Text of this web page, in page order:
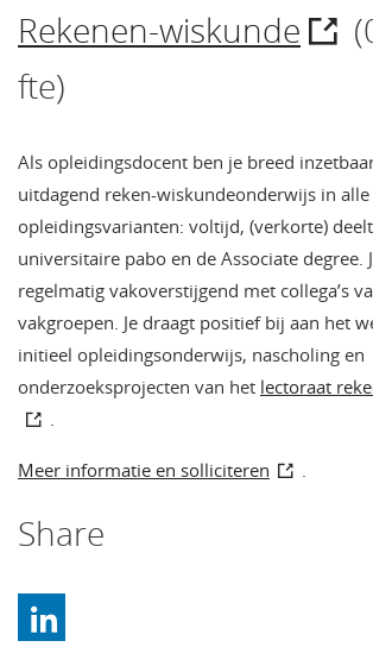
Rekenen-wiskunde
fte)
Als opleidingsdocent ben je breed
uitdagend reken-wiskundeonderwijs in alle
opleidingsvarianten: voltijd, (verkorte)
universitaire pabo en de Associate degree.
regelmatig vakoverstijgend met collega’s
vakgroepen. Je draagt positief bij aan het
initieel opleidingsonderwijs, nascholing en
onderzoeksprojecten van het lectoraat
.
Meer informatie en solliciteren .
Share